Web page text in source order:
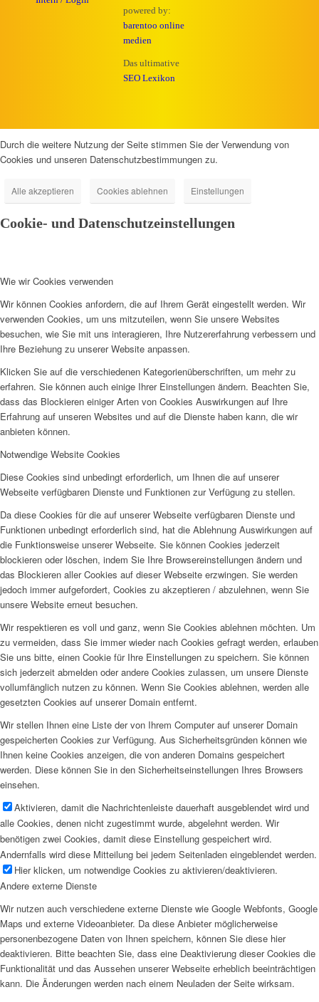
powered by:
barentoo online
medien
Das ultimative
SEO Lexikon
Durch die weitere Nutzung der Seite stimmen Sie der Verwendung von
Cookies und unseren Datenschutzbestimmungen zu.
Alle akzeptieren Cookies ablehnen Einstellungen
Cookie- und Datenschutzeinstellungen
Wie wir Cookies verwenden
Wir können Cookies anfordern, die auf Ihrem Gerät eingestellt werden. Wir
verwenden Cookies, um uns mitzuteilen, wenn Sie unsere Websites
besuchen, wie Sie mit uns interagieren, Ihre Nutzererfahrung verbessern und
Ihre Beziehung zu unserer Website anpassen.
Klicken Sie auf die verschiedenen Kategorienüberschriften, um mehr zu
erfahren. Sie können auch einige Ihrer Einstellungen ändern. Beachten Sie,
dass das Blockieren einiger Arten von Cookies Auswirkungen auf Ihre
Erfahrung auf unseren Websites und auf die Dienste haben kann, die wir
anbieten können.
Notwendige Website Cookies
Diese Cookies sind unbedingt erforderlich, um Ihnen die auf unserer
Webseite verfügbaren Dienste und Funktionen zur Verfügung zu stellen.
Da diese Cookies für die auf unserer Webseite verfügbaren Dienste und
Funktionen unbedingt erforderlich sind, hat die Ablehnung Auswirkungen auf
die Funktionsweise unserer Webseite. Sie können Cookies jederzeit
blockieren oder löschen, indem Sie Ihre Browsereinstellungen ändern und
das Blockieren aller Cookies auf dieser Webseite erzwingen. Sie werden
jedoch immer aufgefordert, Cookies zu akzeptieren / abzulehnen, wenn Sie
unsere Website erneut besuchen.
Wir respektieren es voll und ganz, wenn Sie Cookies ablehnen möchten. Um
zu vermeiden, dass Sie immer wieder nach Cookies gefragt werden, erlauben
Sie uns bitte, einen Cookie für Ihre Einstellungen zu speichern. Sie können
sich jederzeit abmelden oder andere Cookies zulassen, um unsere Dienste
vollumfänglich nutzen zu können. Wenn Sie Cookies ablehnen, werden alle
gesetzten Cookies auf unserer Domain entfernt.
Wir stellen Ihnen eine Liste der von Ihrem Computer auf unserer Domain
gespeicherten Cookies zur Verfügung. Aus Sicherheitsgründen können wie
Ihnen keine Cookies anzeigen, die von anderen Domains gespeichert
werden. Diese können Sie in den Sicherheitseinstellungen Ihres Browsers
einsehen.
Aktivieren, damit die Nachrichtenleiste dauerhaft ausgeblendet wird und
alle Cookies, denen nicht zugestimmt wurde, abgelehnt werden. Wir
benötigen zwei Cookies, damit diese Einstellung gespeichert wird.
Andernfalls wird diese Mitteilung bei jedem Seitenladen eingeblendet werden.
Hier klicken, um notwendige Cookies zu aktivieren/deaktivieren.
Andere externe Dienste
Wir nutzen auch verschiedene externe Dienste wie Google Webfonts, Google
Maps und externe Videoanbieter. Da diese Anbieter möglicherweise
personenbezogene Daten von Ihnen speichern, können Sie diese hier
deaktivieren. Bitte beachten Sie, dass eine Deaktivierung dieser Cookies die
Funktionalität und das Aussehen unserer Webseite erheblich beeinträchtigen
kann. Die Änderungen werden nach einem Neuladen der Seite wirksam.